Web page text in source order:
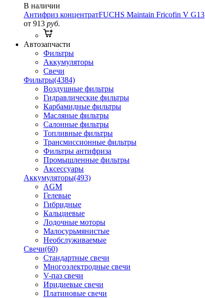
В наличии
Антифриз концентратFUCHS Maintain Fricofin V G13
от 913 руб.
Автозапчасти
Фильтры
Аккумуляторы
Свечи
Фильтры(4384)
Воздушные фильтры
Гидравлические фильтры
Карбамидные фильтры
Масляные фильтры
Салонные фильтры
Топливные фильтры
Трансмиссионные фильтры
Фильтры антифриза
Промышленные фильтры
Аксессуары
Аккумуляторы(493)
AGM
Гелевые
Гибридные
Кальциевые
Лодочные моторы
Малосурьмянистые
Необслуживаемые
Свечи(60)
Стандартные свечи
Многоэлектродные свечи
V-паз свечи
Иридиевые свечи
Платиновые свечи